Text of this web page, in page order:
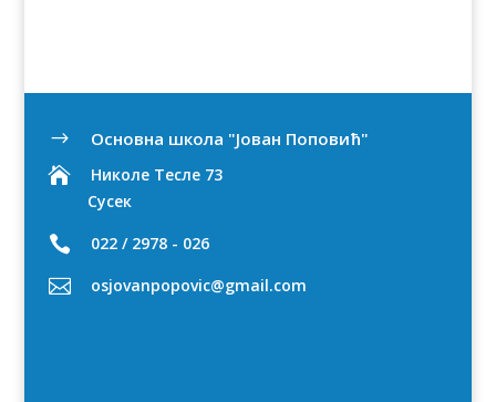
$
Oсновна школа "Јован Поповић"

Николе Тесле 73
Сусек
 022 / 2978 - 026
 osjovanpopovic@gmail.com